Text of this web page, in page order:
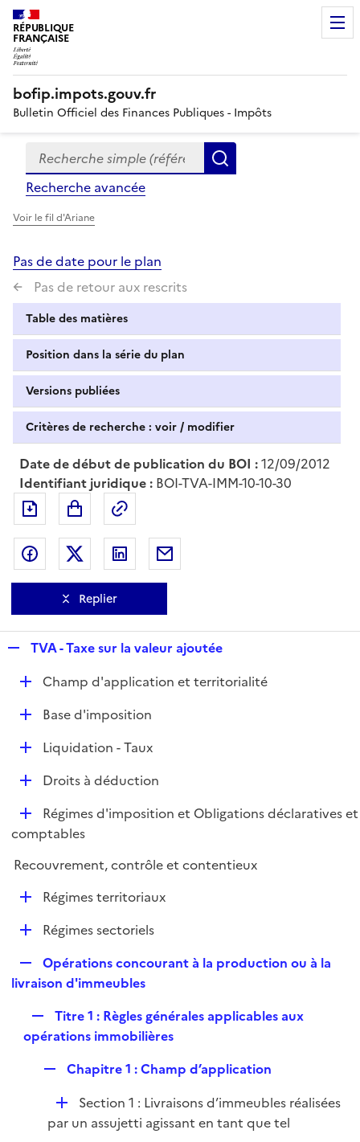
RÉPUBLIQUE
FRANÇAISE
bofip.impots.gouv.fr
Bulletin Officiel des Finances Publiques - Impôts
Formulaire
de
recherche
Recherche simple (références, mots clés, partie du
Recherche avancée
Voir le fil d'Ariane
Pas de date pour le plan
Pas de retour aux rescrits
Table des matières
Position dans la série du plan
Versions publiées
Critères de recherche : voir / modifier
Date de début de publication du BOI :12/09/2012
Identifiant juridique : BOI-TVA-IMM-10-10-30
Exporter le document au format pdf
Partager sur Facebook
Partager sur Twitter
Partager sur LinkedIn
Replier
p
l
i
e
TVA - Taxe sur la valeur ajoutée
DChamp d'application et territorialité
D
r
Base d'imposition
D
e
r
Liquidation - Taux
D
l
e
Droits à déduction
D
é
l
Régimes d'imposition et Obligations déclaratives et
comptables
Recouvrement, contrôle et contentieux
D
e
r
Régimes territoriaux
D
p
l
r
Régimes sectoriels
e
l
i
Opérations concourant à la production ou à la
livraison d'immeubles
e
l
r
Titre 1 : Règles générales applicables aux
opérations immobilières
p
l
Chapitre 1 : Champ d’application
D
é
Section 1 : Livraisons d’immeubles réalisées
par un assujetti agissant en tant que tel